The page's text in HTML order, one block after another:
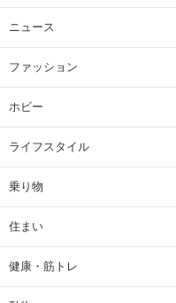
ニュース
ファッション
ホビー
ライフスタイル
乗り物
住まい
健康・筋トレ